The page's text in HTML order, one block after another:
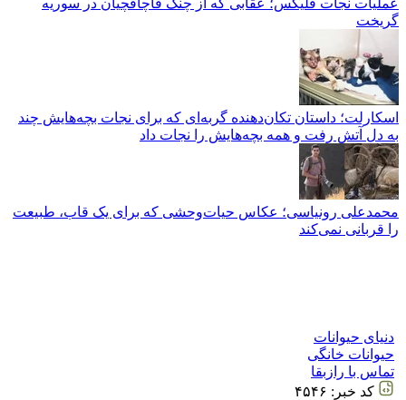
عملیات نجات فلیکس؛ عقابی که از چنگ قاچاقچیان در سوریه
گریخت
اسکارلت؛ داستان تکان‌دهنده گربه‌ای که برای نجات بچه‌هایش چند
به دل آتش رفت و همه بچه‌هایش را نجات داد
محمدعلی رونیاسی؛ عکاس حیات‌وحشی که برای یک قاب، طبیعت
را قربانی نمی‌کند
دنیای حیوانات
حیوانات خانگی
تماس با رازبقا
کد خبر: ۴۵۴۶